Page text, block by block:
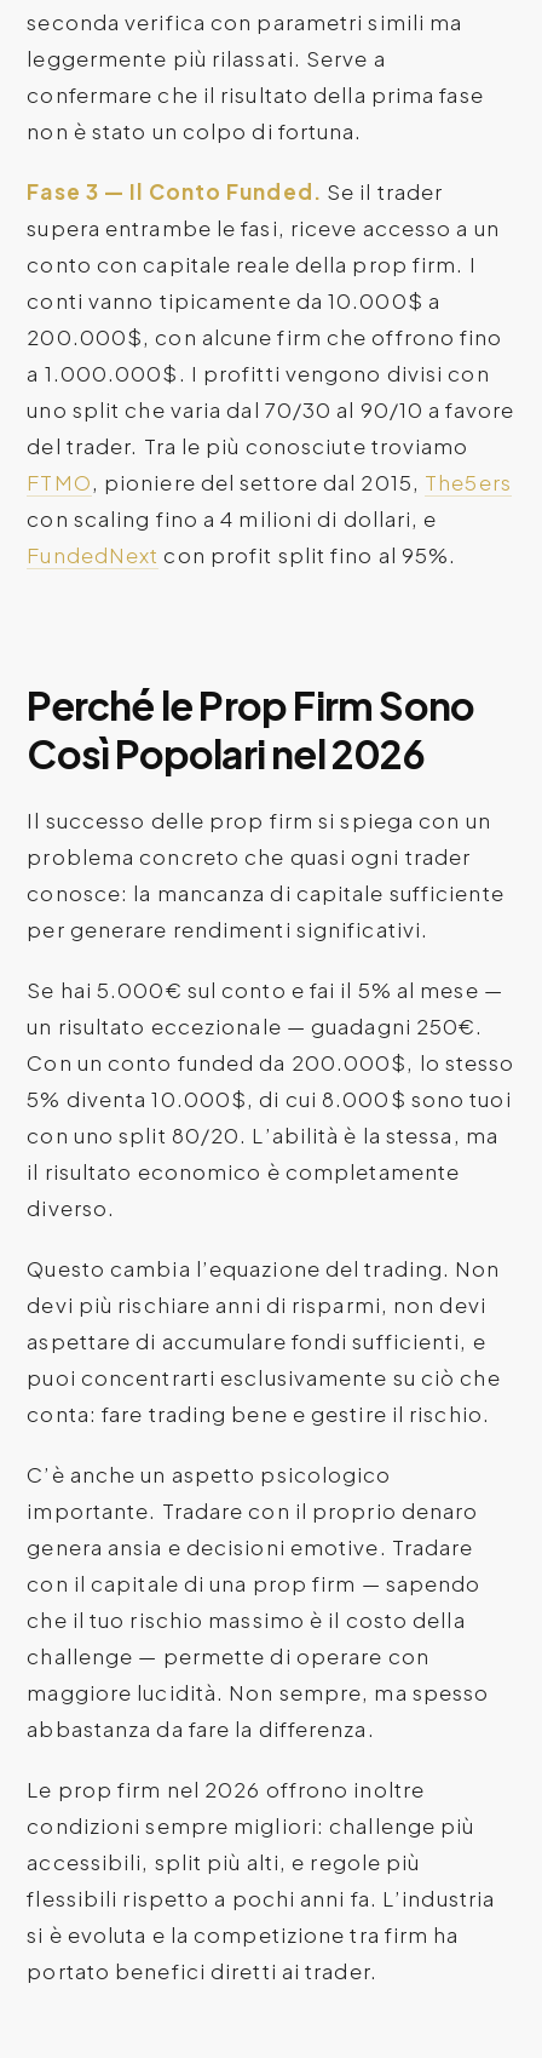
seconda verifica con parametri simili ma
leggermente più rilassati. Serve a
confermare che il risultato della prima fase
non è stato un colpo di fortuna.
Fase 3 — Il Conto Funded. Se il trader
supera entrambe le fasi, riceve accesso a un
conto con capitale reale della prop firm. I
conti vanno tipicamente da 10.000$ a
200.000$, con alcune firm che offrono fino
a 1.000.000$. I profitti vengono divisi con
uno split che varia dal 70/30 al 90/10 a favore
del trader. Tra le più conosciute troviamo
FTMO, pioniere del settore dal 2015, The5ers
con scaling fino a 4 milioni di dollari, e
FundedNext con profit split fino al 95%.
Perché le Prop Firm Sono
Così Popolari nel 2026
Il successo delle prop firm si spiega con un
problema concreto che quasi ogni trader
conosce: la mancanza di capitale sufficiente
per generare rendimenti significativi.
Se hai 5.000€ sul conto e fai il 5% al mese —
un risultato eccezionale — guadagni 250€.
Con un conto funded da 200.000$, lo stesso
5% diventa 10.000$, di cui 8.000$ sono tuoi
con uno split 80/20. L’abilità è la stessa, ma
il risultato economico è completamente
diverso.
Questo cambia l’equazione del trading. Non
devi più rischiare anni di risparmi, non devi
aspettare di accumulare fondi sufficienti, e
puoi concentrarti esclusivamente su ciò che
conta: fare trading bene e gestire il rischio.
C’è anche un aspetto psicologico
importante. Tradare con il proprio denaro
genera ansia e decisioni emotive. Tradare
con il capitale di una prop firm — sapendo
che il tuo rischio massimo è il costo della
challenge — permette di operare con
maggiore lucidità. Non sempre, ma spesso
abbastanza da fare la differenza.
Le prop firm nel 2026 offrono inoltre
condizioni sempre migliori: challenge più
accessibili, split più alti, e regole più
flessibili rispetto a pochi anni fa. L’industria
si è evoluta e la competizione tra firm ha
portato benefici diretti ai trader.